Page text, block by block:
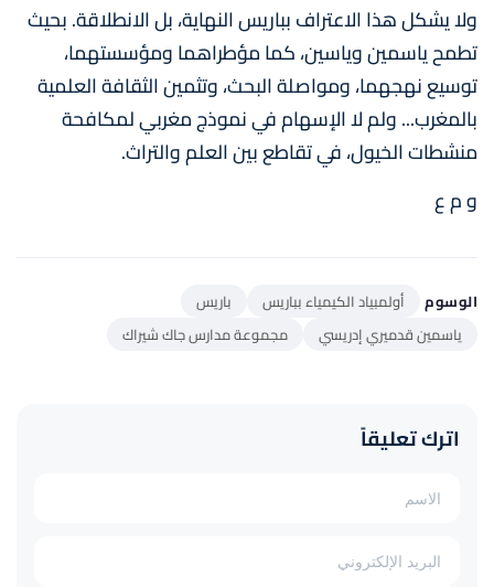
ولا يشكل هذا الاعتراف بباريس النهاية، بل الانطلاقة. بحيث
تطمح ياسمين وياسين، كما مؤطراهما ومؤسستهما،
توسيع نهجهما، ومواصلة البحث، وتثمين الثقافة العلمية
بالمغرب... ولم لا الإسهام في نموذج مغربي لمكافحة
منشطات الخيول، في تقاطع بين العلم والتراث.
و م ع
الوسوم أولمبياد الكيمياء بباريس
باريس
ياسمين قدميري إدريسي
مجموعة مدارس جاك شيراك
اترك تعليقاً